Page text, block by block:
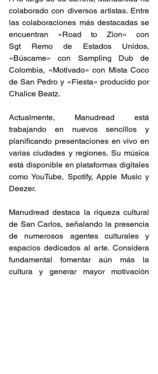
colaborado con diversos artistas. Entre
las colaboraciones más destacadas se
encuentran «Road to Zion» con
Sgt Remo de Estados Unidos,
«Búscame» con Sampling Dub de
Colombia, «Motivado» con Mista Coco
de San Pedro y «Fiesta» producido por
Chalice Beatz.​
Actualmente, Manudread está
trabajando en nuevos sencillos y
planificando presentaciones en vivo en
varias ciudades y regiones. Su música
está disponible en plataformas digitales
como YouTube, Spotify, Apple Music y
Deezer. ​
Manudread destaca la riqueza cultural
de San Carlos, señalando la presencia
de numerosos agentes culturales y
espacios dedicados al arte. Considera
fundamental fomentar aún más la
cultura y generar mayor motivación